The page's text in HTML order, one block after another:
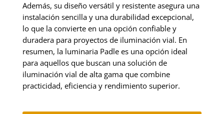
Además, su diseño versátil y resistente asegura una
instalación sencilla y una durabilidad excepcional,
lo que la convierte en una opción confiable y
duradera para proyectos de iluminación vial. En
resumen, la luminaria Padle es una opción ideal
para aquellos que buscan una solución de
iluminación vial de alta gama que combine
practicidad, eficiencia y rendimiento superior.